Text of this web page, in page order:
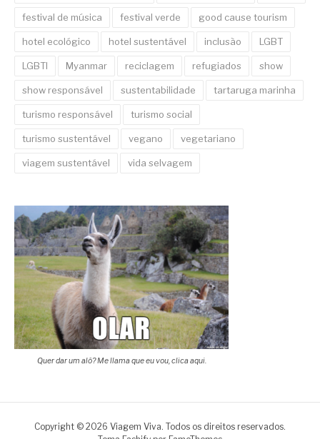
festival de música festival verde good cause tourism
hotel ecológico hotel sustentável inclusão LGBT
LGBTI Myanmar reciclagem refugiados show
show responsável sustentabilidade tartaruga marinha
turismo responsável turismo social
turismo sustentável vegano vegetariano
viagem sustentável vida selvagem
Quer dar um alô? Me llama que eu vou, clica aqui.
Copyright © 2026 Viagem Viva. Todos os direitos reservados.